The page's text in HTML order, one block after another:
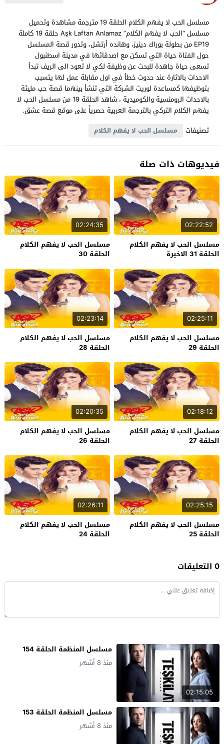
مسلسل الحب لا يفهم الكلام الحلقة 19 مترجمة مشاهدة وتحميل
مسلسل “الحب لا يفهم الكلام” Aşk Laftan Anlamaz حلقة 19 كاملة
EP19 من بطولة بوراك دينيز، وهانده أرتشل، وتدور قصة المسلسل
حول الفتاة حياة التي تسكن مع اصدقائها في مدينة اسطنبول
تسعى حياة جاهدة للبحث عن وظيفة لكي لا تعود الى الريف تبدأ
الاحداث بالاثارة عند حدوث خطأ في اول مقابلة عمل لها يتسبب
بتوظيفها كمساعدة لوريث الشركة التي تنشأ بينهما قصة حب مليئة
بالاحداث الرومنسية والكوميدية ، شاهد الحلقة 19 من مسلسل الحب لا
يفهم الكلام التركي بالترجمة العربية حصرياً على موقع قصة عشق.
تصنيفات
مسلسل الحب لا يفهم الكلام
فيديوهات ذات صلة
02:22:52
مسلسل الحب لا يفهم الكلام
الحلقة 31 الاخيرة
02:24:35
مسلسل الحب لا يفهم الكلام
الحلقة 30
02:25:11
مسلسل الحب لا يفهم الكلام
الحلقة 29
02:23:14
مسلسل الحب لا يفهم الكلام
الحلقة 28
02:18:12
مسلسل الحب لا يفهم الكلام
الحلقة 27
02:20:35
مسلسل الحب لا يفهم الكلام
الحلقة 26
02:25:15
مسلسل الحب لا يفهم الكلام
الحلقة 25
02:26:11
مسلسل الحب لا يفهم الكلام
الحلقة 24
0 التعليقات
02:15:05
مسلسل المنظمة الحلقة 154
منذ 8 أشهر
مسلسل المنظمة الحلقة 153
منذ 8 أشهر